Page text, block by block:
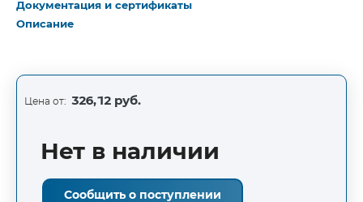
Документация и сертификаты
Описание
Цена от: 326,12 руб.
Нет в наличии
Сообщить о поступлении